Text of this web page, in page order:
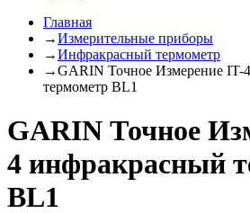
Главная
→Измерительные приборы
→Инфракрасный термометр
→GARIN Точное Измерение IT-
термометр BL1
GARIN Точное
4 инфракрасный
BL1